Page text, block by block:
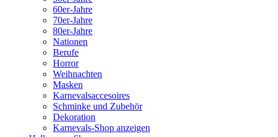
60er-Jahre
70er-Jahre
80er-Jahre
Nationen
Berufe
Horror
Weihnachten
Masken
Karnevalsaccesoires
Schminke und Zubehör
Dekoration
Karnevals-Shop anzeigen